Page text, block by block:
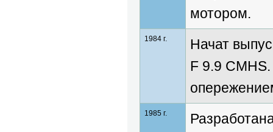
мотором.
1984 г.
Начат
F 9.9
1985 г.